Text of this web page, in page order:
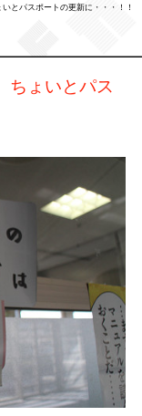
とパスポートの更新に・・・！！
ょいとパス